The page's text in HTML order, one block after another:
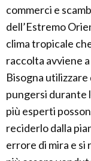
commerci e
dell’Estremo
clima tropicale
raccolta avviene
Bisogna
pungersi durante
più esperti
reciderlo dalla
errore di mira e si